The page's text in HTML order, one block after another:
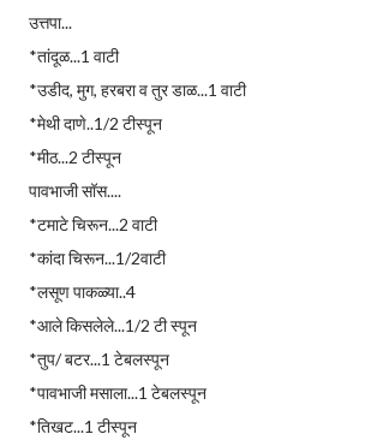
उत्तपा...
*तांदूळ...1 वाटी
*उडीद, मुग, हरबरा व तुर डाळ...1 वाटी
*मेथी दाणे..1/2 टीस्पून
*मीठ...2 टीस्पून
पावभाजी सॉस....
*टमाटे चिरून...2 वाटी
*कांदा चिरून...1/2वाटी
*लसूण पाकळ्या..4
*आले किसलेले...1/2 टी स्पून
*तुप/ बटर...1 टेबलस्पून
*पावभाजी मसाला...1 टेबलस्पून
*तिखट...1 टीस्पून